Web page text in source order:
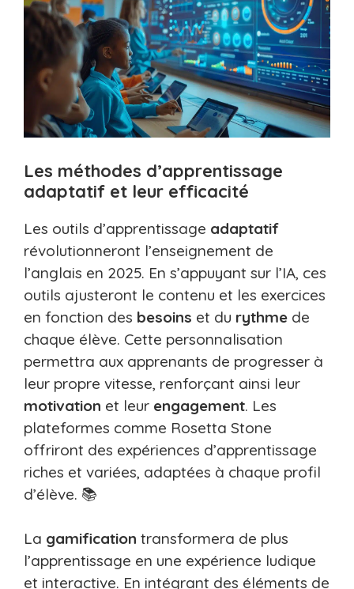
Les méthodes d’apprentissage
adaptatif et leur efficacité
Les outils d’apprentissage adaptatif
révolutionneront l’enseignement de
l’anglais en 2025. En s’appuyant sur l’IA, ces
outils ajusteront le contenu et les exercices
en fonction des besoins et du rythme de
chaque élève. Cette personnalisation
permettra aux apprenants de progresser à
leur propre vitesse, renforçant ainsi leur
motivation et leur engagement. Les
plateformes comme Rosetta Stone
offriront des expériences d’apprentissage
riches et variées, adaptées à chaque profil
d’élève. 📚
La gamification transformera de plus
l’apprentissage en une expérience ludique
et interactive. En intégrant des éléments de